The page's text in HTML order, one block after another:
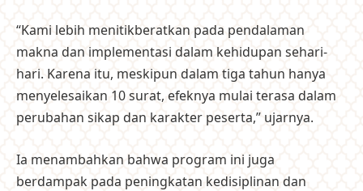
“Kami lebih menitikberatkan pada pendalaman
makna dan implementasi dalam kehidupan sehari-
hari. Karena itu, meskipun dalam tiga tahun hanya
menyelesaikan 10 surat, efeknya mulai terasa dalam
perubahan sikap dan karakter peserta,” ujarnya.
Ia menambahkan bahwa program ini juga
berdampak pada peningkatan kedisiplinan dan